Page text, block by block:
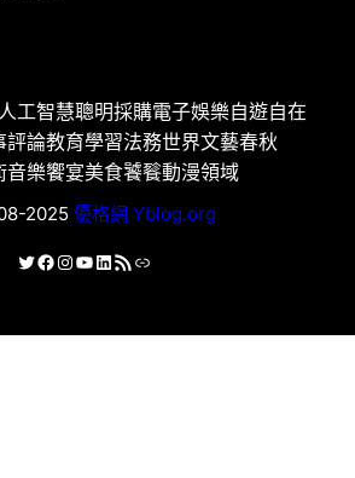
工智慧聰明採購電子娛樂自遊自在
評論教育學習法務世界文藝春秋
音樂饗宴美食饕餮動漫領域
2025 優格網 Yblog.org
X Facebook
Instagram
YouTube
LinkedIn
RSS 資訊提供連結